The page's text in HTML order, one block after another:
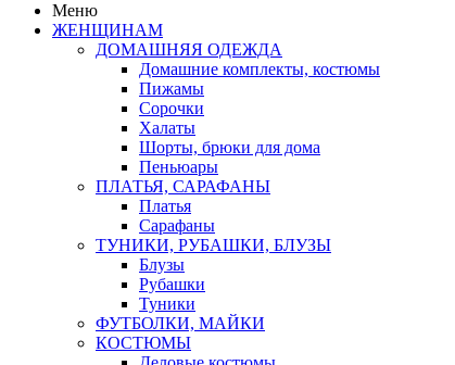
Меню
ЖЕНЩИНАМ
ДОМАШНЯЯ ОДЕЖДА
Домашние комплекты, костюмы
Пижамы
Сорочки
Халаты
Шорты, брюки для дома
Пеньюары
ПЛАТЬЯ, САРАФАНЫ
Платья
Сарафаны
ТУНИКИ, РУБАШКИ, БЛУЗЫ
Блузы
Рубашки
Туники
ФУТБОЛКИ, МАЙКИ
КОСТЮМЫ